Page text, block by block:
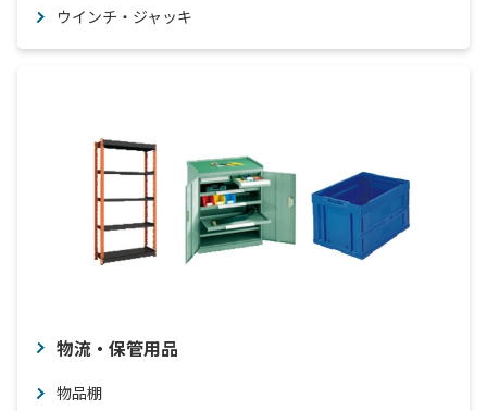
ウインチ・ジャッキ
物流・保管用品
物品棚